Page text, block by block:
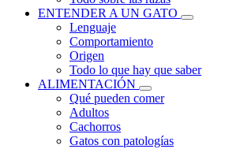
ENTENDER A UN GATO
Lenguaje
Comportamiento
Origen
Todo lo que hay que saber
ALIMENTACIÓN
Qué pueden comer
Adultos
Cachorros
Gatos con patologías